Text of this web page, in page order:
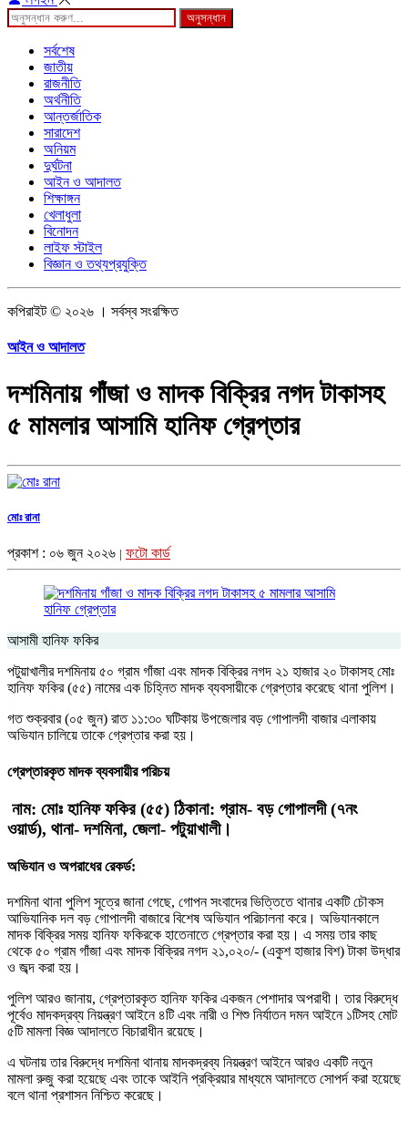
অনুসন্ধান
সর্বশেষ
জাতীয়
রাজনীতি
অর্থনীতি
আন্তর্জাতিক
সারাদেশ
অনিয়ম
দুর্ঘটনা
আইন ও আদালত
শিক্ষাঙ্গন
খেলাধুলা
বিনোদন
লাইফ স্টাইল
বিজ্ঞান ও তথ্যপ্রযুক্তি
কপিরাইট © ২০২৬ । সর্বস্ব সংরক্ষিত
আইন ও আদালত
দশমিনায় গাঁজা ও মাদক বিক্রির নগদ টাকাসহ
৫ মামলার আসামি হানিফ গ্রেপ্তার
মোঃ রানা
প্রকাশ : ০৬ জুন ২০২৬ | ফটো কার্ড
আসামী হানিফ ফকির
পটুয়াখালীর দশমিনায় ৫০ গ্রাম গাঁজা এবং মাদক বিক্রির নগদ ২১ হাজার ২০ টাকাসহ মোঃ
হানিফ ফকির (৫৫) নামের এক চিহ্নিত মাদক ব্যবসায়ীকে গ্রেপ্তার করেছে থানা পুলিশ।
​গত শুক্রবার (০৫ জুন) রাত ১১:৩০ ঘটিকায় উপজেলার বড় গোপালদী বাজার এলাকায়
অভিযান চালিয়ে তাকে গ্রেপ্তার করা হয়।
​গ্রেপ্তারকৃত মাদক ব্যবসায়ীর পরিচয়
নাম: মোঃ হানিফ ফকির (৫৫) ঠিকানা: গ্রাম- বড় গোপালদী (৭নং
ওয়ার্ড), থানা- দশমিনা, জেলা- পটুয়াখালী।
​অভিযান ও অপরাধের রেকর্ড:
​দশমিনা থানা পুলিশ সূত্রে জানা গেছে, গোপন সংবাদের ভিত্তিতে থানার একটি চৌকস
আভিযানিক দল বড় গোপালদী বাজারে বিশেষ অভিযান পরিচালনা করে। অভিযানকালে
মাদক বিক্রির সময় হানিফ ফকিরকে হাতেনাতে গ্রেপ্তার করা হয়। এ সময় তার কাছ
থেকে ৫০ গ্রাম গাঁজা এবং মাদক বিক্রির নগদ ২১,০২০/- (একুশ হাজার বিশ) টাকা উদ্ধার
ও জব্দ করা হয়।
​পুলিশ আরও জানায়, গ্রেপ্তারকৃত হানিফ ফকির একজন পেশাদার অপরাধী। তার বিরুদ্ধে
পূর্বেও মাদকদ্রব্য নিয়ন্ত্রণ আইনে ৪টি এবং নারী ও শিশু নির্যাতন দমন আইনে ১টিসহ মোট
৫টি মামলা বিজ্ঞ আদালতে বিচারাধীন রয়েছে।
​এ ঘটনায় তার বিরুদ্ধে দশমিনা থানায় মাদকদ্রব্য নিয়ন্ত্রণ আইনে আরও একটি নতুন
মামলা রুজু করা হয়েছে এবং তাকে আইনি প্রক্রিয়ার মাধ্যমে আদালতে সোপর্দ করা হয়েছে
বলে থানা প্রশাসন নিশ্চিত করেছে।